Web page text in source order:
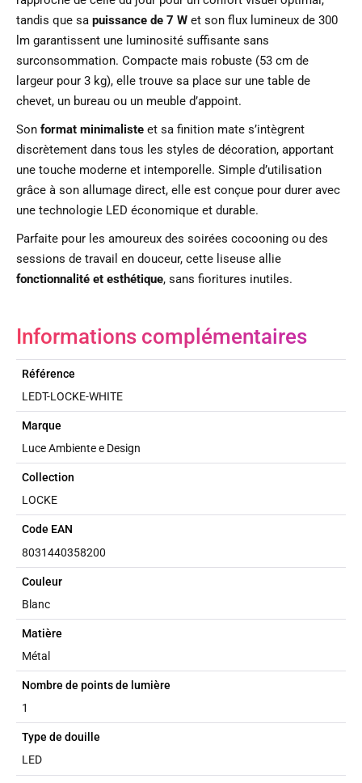
tandis que sa puissance de 7 W et son flux lumineux de 300
lm garantissent une luminosité suffisante sans
surconsommation. Compacte mais robuste (53 cm de
largeur pour 3 kg), elle trouve sa place sur une table de
chevet, un bureau ou un meuble d’appoint.
Son format minimaliste et sa finition mate s’intègrent
discrètement dans tous les styles de décoration, apportant
une touche moderne et intemporelle. Simple d’utilisation
grâce à son allumage direct, elle est conçue pour durer avec
une technologie LED économique et durable.
Parfaite pour les amoureux des soirées cocooning ou des
sessions de travail en douceur, cette liseuse allie
fonctionnalité et esthétique, sans fioritures inutiles.
Informations complémentaires
Référence
LEDT-LOCKE-WHITE
Marque
Luce Ambiente e Design
Collection
LOCKE
Code EAN
8031440358200
Couleur
Blanc
Matière
Métal
Nombre de points de lumière
1
Type de douille
LED